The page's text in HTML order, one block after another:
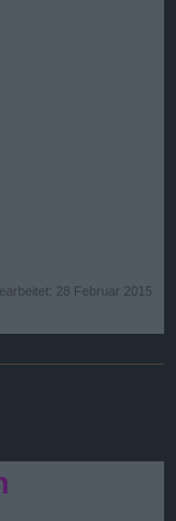
28 Februar 2015